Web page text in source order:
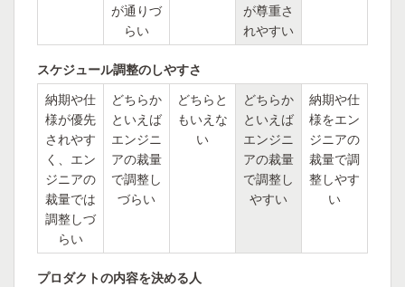
が通りづ
らい
が尊重さ
れやすい
スケジュール調整のしやすさ
納期や仕
様が優先
されやす
く、エン
ジニアの
裁量では
調整しづ
らい
どちらか
といえば
エンジニ
アの裁量
で調整し
づらい
どちらと
もいえな
い
どちらか
といえば
エンジニ
アの裁量
で調整し
やすい
納期や仕
様をエン
ジニアの
裁量で調
整しやす
い
プロダクトの内容を決める人